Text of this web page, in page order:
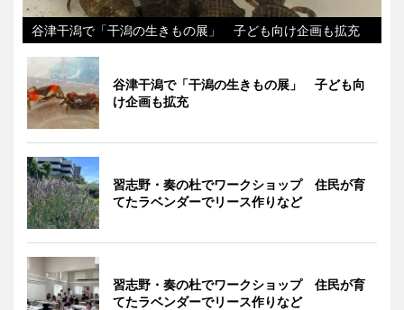
谷津干潟で「干潟の生きもの展」 子ども向け企画も拡充
谷津干潟で「干潟の生きもの展」 子ども向
け企画も拡充
習志野・奏の杜でワークショップ 住民が育
てたラベンダーでリース作りなど
習志野・奏の杜でワークショップ 住民が育
てたラベンダーでリース作りなど